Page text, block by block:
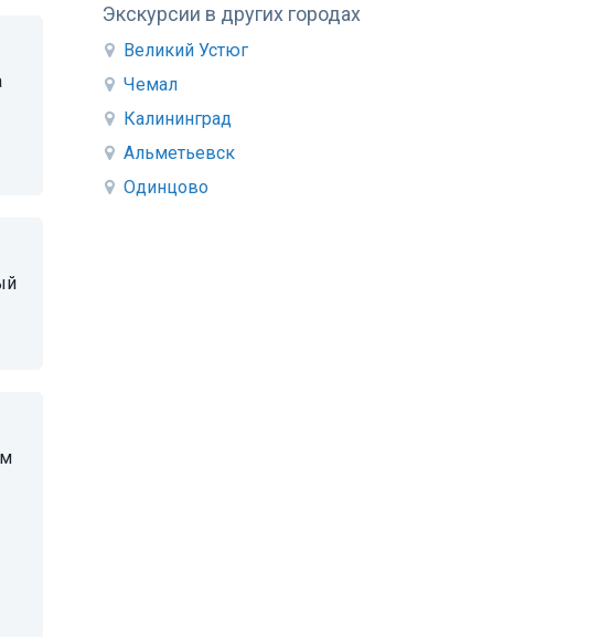
Экскурсии в других городах
Великий Устюг
Чемал
Калининград
Альметьевск
Одинцово